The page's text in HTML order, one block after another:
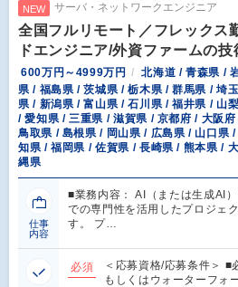
NEW サーバ・ネットワークエンジニア
全国フルリモート／フレックス
ドエンジニア/外資ファームの技
600万円～4999万円
北海道 / 青森県 /
県 / 福島県 / 茨城県 / 栃木県 / 群馬県 / 埼
県 / 新潟県 / 富山県 / 石川県 / 福井県 / 山
/ 愛知県 / 三重県 / 滋賀県 / 京都府 / 大阪
鳥取県 / 島根県 / 岡山県 / 広島県 / 山口県
知県 / 福岡県 / 佐賀県 / 長崎県 / 熊本県 /
縄県
仕事
内容
■業務内容： AI（または生成AI
での専門性を活用したプロジェ
す。 プ…
必須
＜応募資格/応募条件＞ ■
もしくはウォーターフォ